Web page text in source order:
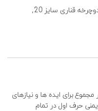
قناری سایز 20
,
برای ایده ھا و نیازھای
حرف اول در تمام